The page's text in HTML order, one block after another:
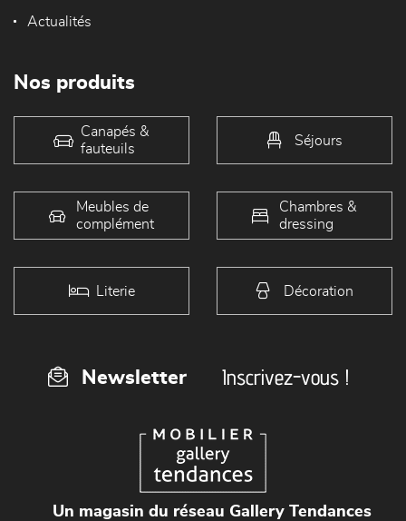
Actualités
Nos produits
Canapés &
fauteuils
Séjours
Meubles de
complément
Chambres &
dressing
Literie Décoration
Newsletter Inscrivez-vous !
Un magasin du réseau Gallery Tendances